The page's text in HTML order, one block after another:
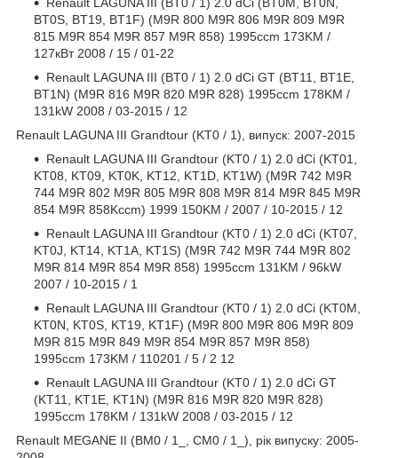
BT0S, BT19, BT1F) (M9R 800 M9R 806 M9R 809 M9R
815 M9R 854 M9R 857 M9R 858) 1995ccm 173KM /
127кВт 2008 / 15 / 01-22
Renault LAGUNA III (BT0 / 1) 2.0 dCi GT (BT11, BT1E,
BT1N) (M9R 816 M9R 820 M9R 828) 1995ccm 178KM /
131kW 2008 / 03-2015 / 12
Renault LAGUNA III Grandtour (KT0 / 1), випуск: 2007-2015
Renault LAGUNA III Grandtour (KT0 / 1) 2.0 dCi (KT01,
KT08, KT09, KT0K, KT12, KT1D, KT1W) (M9R 742 M9R
744 M9R 802 M9R 805 M9R 808 M9R 814 M9R 845 M9R
854 M9R 858Kccm) 1999 150KM / 2007 / 10-2015 / 12
Renault LAGUNA III Grandtour (KT0 / 1) 2.0 dCi (KT07,
KT0J, KT14, KT1A, KT1S) (M9R 742 M9R 744 M9R 802
M9R 814 M9R 854 M9R 858) 1995ccm 131KM / 96kW
2007 / 10-2015 / 1
Renault LAGUNA III Grandtour (KT0 / 1) 2.0 dCi (KT0M,
KT0N, KT0S, KT19, KT1F) (M9R 800 M9R 806 M9R 809
M9R 815 M9R 849 M9R 854 M9R 857 M9R 858)
1995ccm 173KM / 110201 / 5 / 2 12
Renault LAGUNA III Grandtour (KT0 / 1) 2.0 dCi GT
(KT11, KT1E, KT1N) (M9R 816 M9R 820 M9R 828)
1995ccm 178KM / 131kW 2008 / 03-2015 / 12
Renault MEGANE II (BM0 / 1_, CM0 / 1_), рік випуску: 2005-